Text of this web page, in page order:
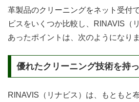
革製品のクリーニングをネット受付
ビスをいくつか比較し、RINAVIS（
あったポイントは、次のようになりま
優れたクリーニング技術を持
RINAVIS（リナビス）は、もともと